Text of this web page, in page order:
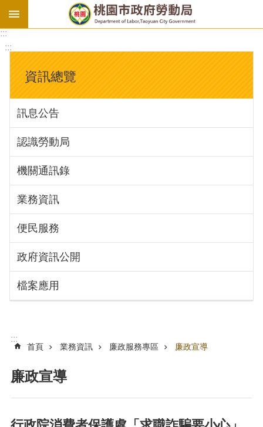
基
法
勞
資
會
庇
護
工
場
進
訊
息
公
識
動
局
關
:::
:::
資訊總覽
訊息公告
認識勞動局
機關通訊錄
業務資訊
便民服務
政府資訊公開
檔案應用
:::
首頁 業務資訊 廉政服務專區 廉政宣導
廉政宣導